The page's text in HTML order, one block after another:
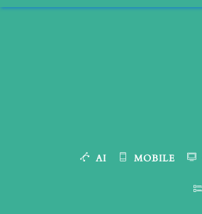
Skip
AI MOBILE